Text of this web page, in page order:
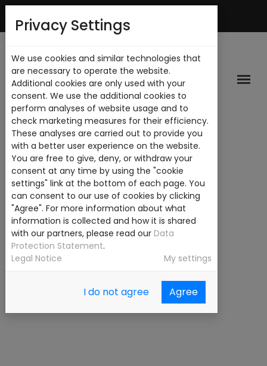
Privacy Settings
We use cookies and similar technologies that
are necessary to operate the website.
Additional cookies are only used with your
consent. We use the additional cookies to
perform analyses of website usage and to
check marketing measures for their efficiency.
These analyses are carried out to provide you
with a better user experience on the website.
You are free to give, deny, or withdraw your
consent at any time by using the "cookie
settings" link at the bottom of each page. You
can consent to our use of cookies by clicking
"Agree". For more information about what
information is collected and how it is shared
with our partners, please read our Data
Protection Statement.
Legal Notice
My settings
I do not agree Agree